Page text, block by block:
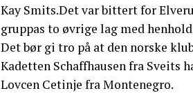
Kay Smits.Det var bittert for
gruppas to øvrige lag med
Det bør gi tro på at den norske
Kadetten Schaffhausen fra Sveits
Lovcen Cetinje fra Montenegro.